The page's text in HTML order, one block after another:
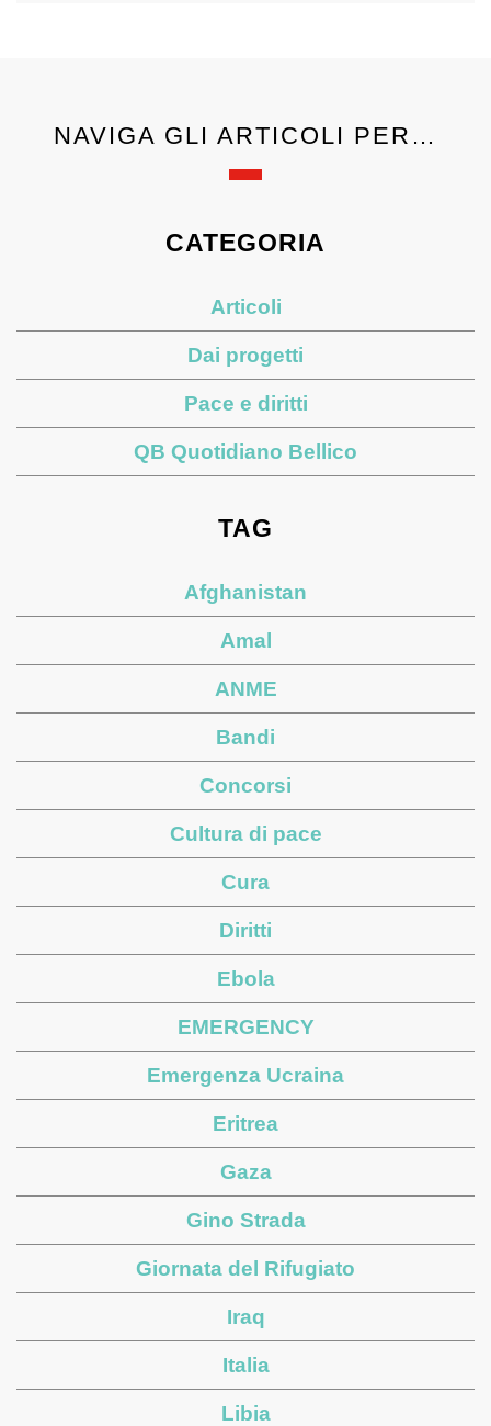
NAVIGA GLI ARTICOLI PER…
CATEGORIA
Articoli
Dai progetti
Pace e diritti
QB Quotidiano Bellico
TAG
Afghanistan
Amal
ANME
Bandi
Concorsi
Cultura di pace
Cura
Diritti
Ebola
EMERGENCY
Emergenza Ucraina
Eritrea
Gaza
Gino Strada
Giornata del Rifugiato
Iraq
Italia
Libia